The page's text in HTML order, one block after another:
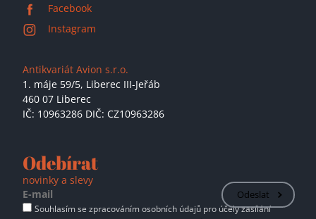
Facebook
Instagram
Antikvariát Avion s.r.o.
1. máje 59/5, Liberec III-Jeřáb
460 07 Liberec
IČ: 10963286 DIČ: CZ10963286
Odebírat
novinky a slevy
Odeslat
Souhlasím se zpracováním osobních údajů pro účely zasílání